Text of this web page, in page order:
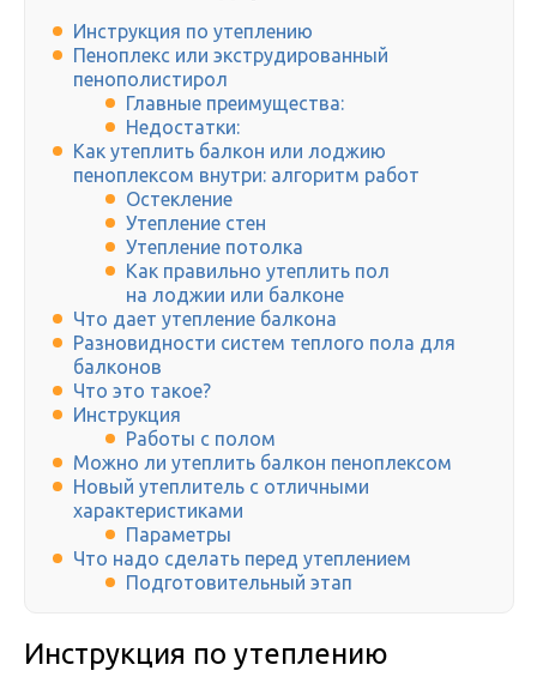
Инструкция по утеплению
Пеноплекс или экструдированный
пенополистирол
Главные преимущества:
Недостатки:
Как утеплить балкон или лоджию
пеноплексом внутри: алгоритм работ
Остекление
Утепление стен
Утепление потолка
Как правильно утеплить пол
на лоджии или балконе
Что дает утепление балкона
Разновидности систем теплого пола для
балконов
Что это такое?
Инструкция
Работы с полом
Можно ли утеплить балкон пеноплексом
Новый утеплитель с отличными
характеристиками
Параметры
Что надо сделать перед утеплением
Подготовительный этап
Инструкция по утеплению